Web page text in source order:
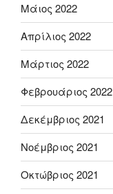
Μάιος 2022
Απρίλιος 2022
Μάρτιος 2022
Φεβρουάριος 2022
Δεκέμβριος 2021
Νοέμβριος 2021
Οκτώβριος 2021